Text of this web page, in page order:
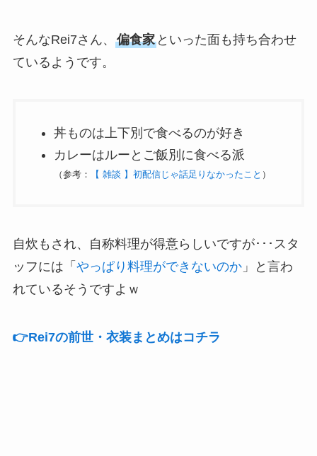
そんなRei7さん、 偏食家といった面も持ち合わせ
ているようです。
丼ものは上下別で食べるのが好き
カレーはルーとご飯別に食べる派
（参考： 【 雑談 】初配信じゃ話足りなかったこと ）
自炊もされ、自称料理が得意らしいですが･･･スタ
ッフには「 やっぱり料理ができないのか」と言わ
れているそうですよｗ
👉️Rei7の前世・衣装まとめはコチラ